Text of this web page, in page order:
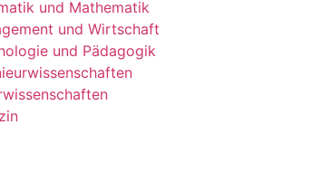
und Mathematik
und Wirtschaft
und Pädagogik